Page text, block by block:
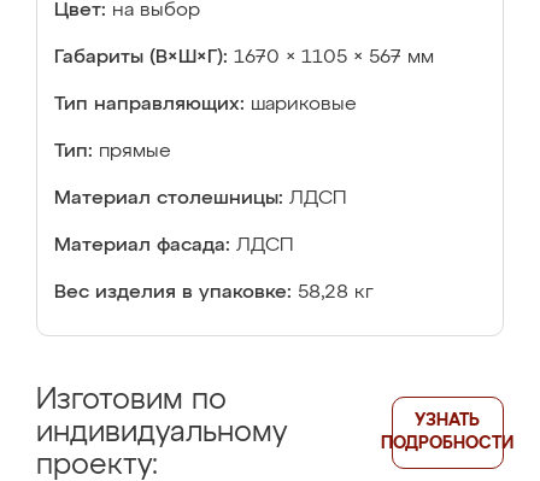
Цвет: на выбор
Габариты (В×Ш×Г): 1670 × 1105 × 567 мм
Тип направляющих: шариковые
Тип: прямые
Материал столешницы: ЛДСП
Материал фасада: ЛДСП
Вес изделия в упаковке: 58,28 кг
Изготовим по
индивидуальному
проекту:
УЗНАТЬ
ПОДРОБНОСТИ